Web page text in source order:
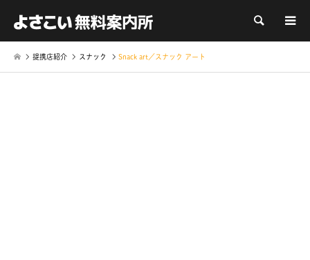
検索
提携店紹介 スナック Snack art／スナック アート